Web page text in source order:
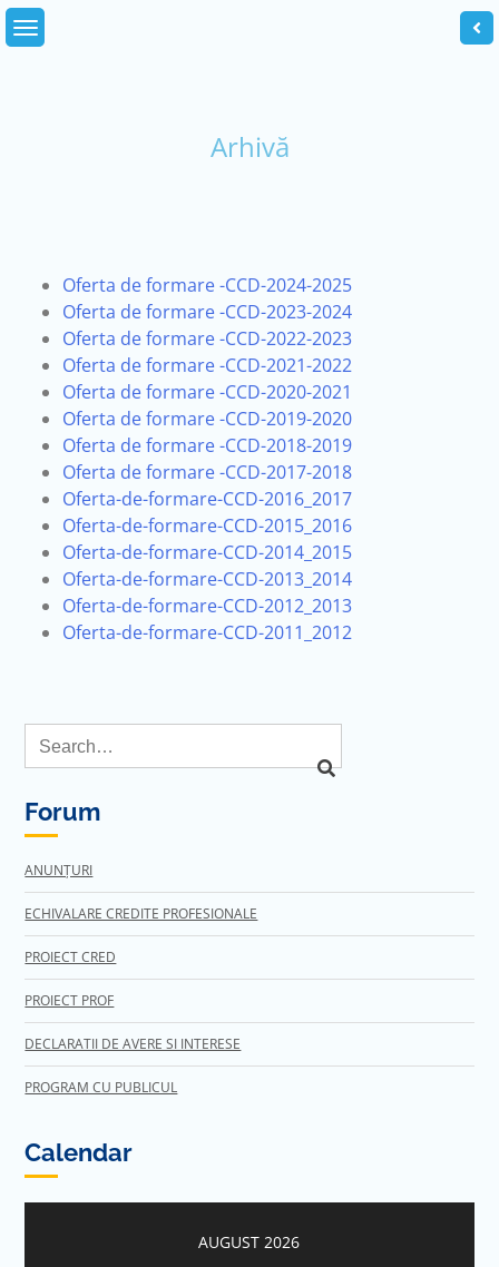
Arhivă
Oferta de formare -CCD-2024-2025
Oferta de formare -CCD-2023-2024
Oferta de formare -CCD-2022-2023
Oferta de formare -CCD-2021-2022
Oferta de formare -CCD-2020-2021
Oferta de formare -CCD-2019-2020
Oferta de formare -CCD-2018-2019
Oferta de formare -CCD-2017-2018
Oferta-de-formare-CCD-2016_2017
Oferta-de-formare-CCD-2015_2016
Oferta-de-formare-CCD-2014_2015
Oferta-de-formare-CCD-2013_2014
Oferta-de-formare-CCD-2012_2013
Oferta-de-formare-CCD-2011_2012
Forum
ANUNȚURI
ECHIVALARE CREDITE PROFESIONALE
PROIECT CRED
PROIECT PROF
DECLARATII DE AVERE SI INTERESE
PROGRAM CU PUBLICUL
Calendar
AUGUST 2026